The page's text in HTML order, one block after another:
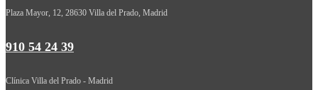
Plaza Mayor, 12, 28630 Villa del Prado, Madrid
910 54 24 39
Clínica Villa del Prado - Madrid